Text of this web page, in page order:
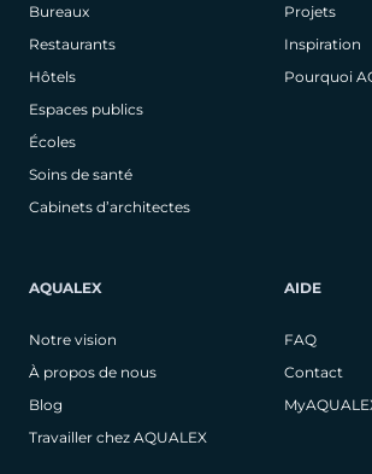
Bureaux
Restaurants
Hôtels
Espaces publics
Écoles
Soins de santé
Cabinets d’architectes
Projets
Inspiration
Pourquoi
AQUALEX
Notre vision
À propos de nous
Blog
Travailler chez AQUALEX
AIDE
FAQ
Contact